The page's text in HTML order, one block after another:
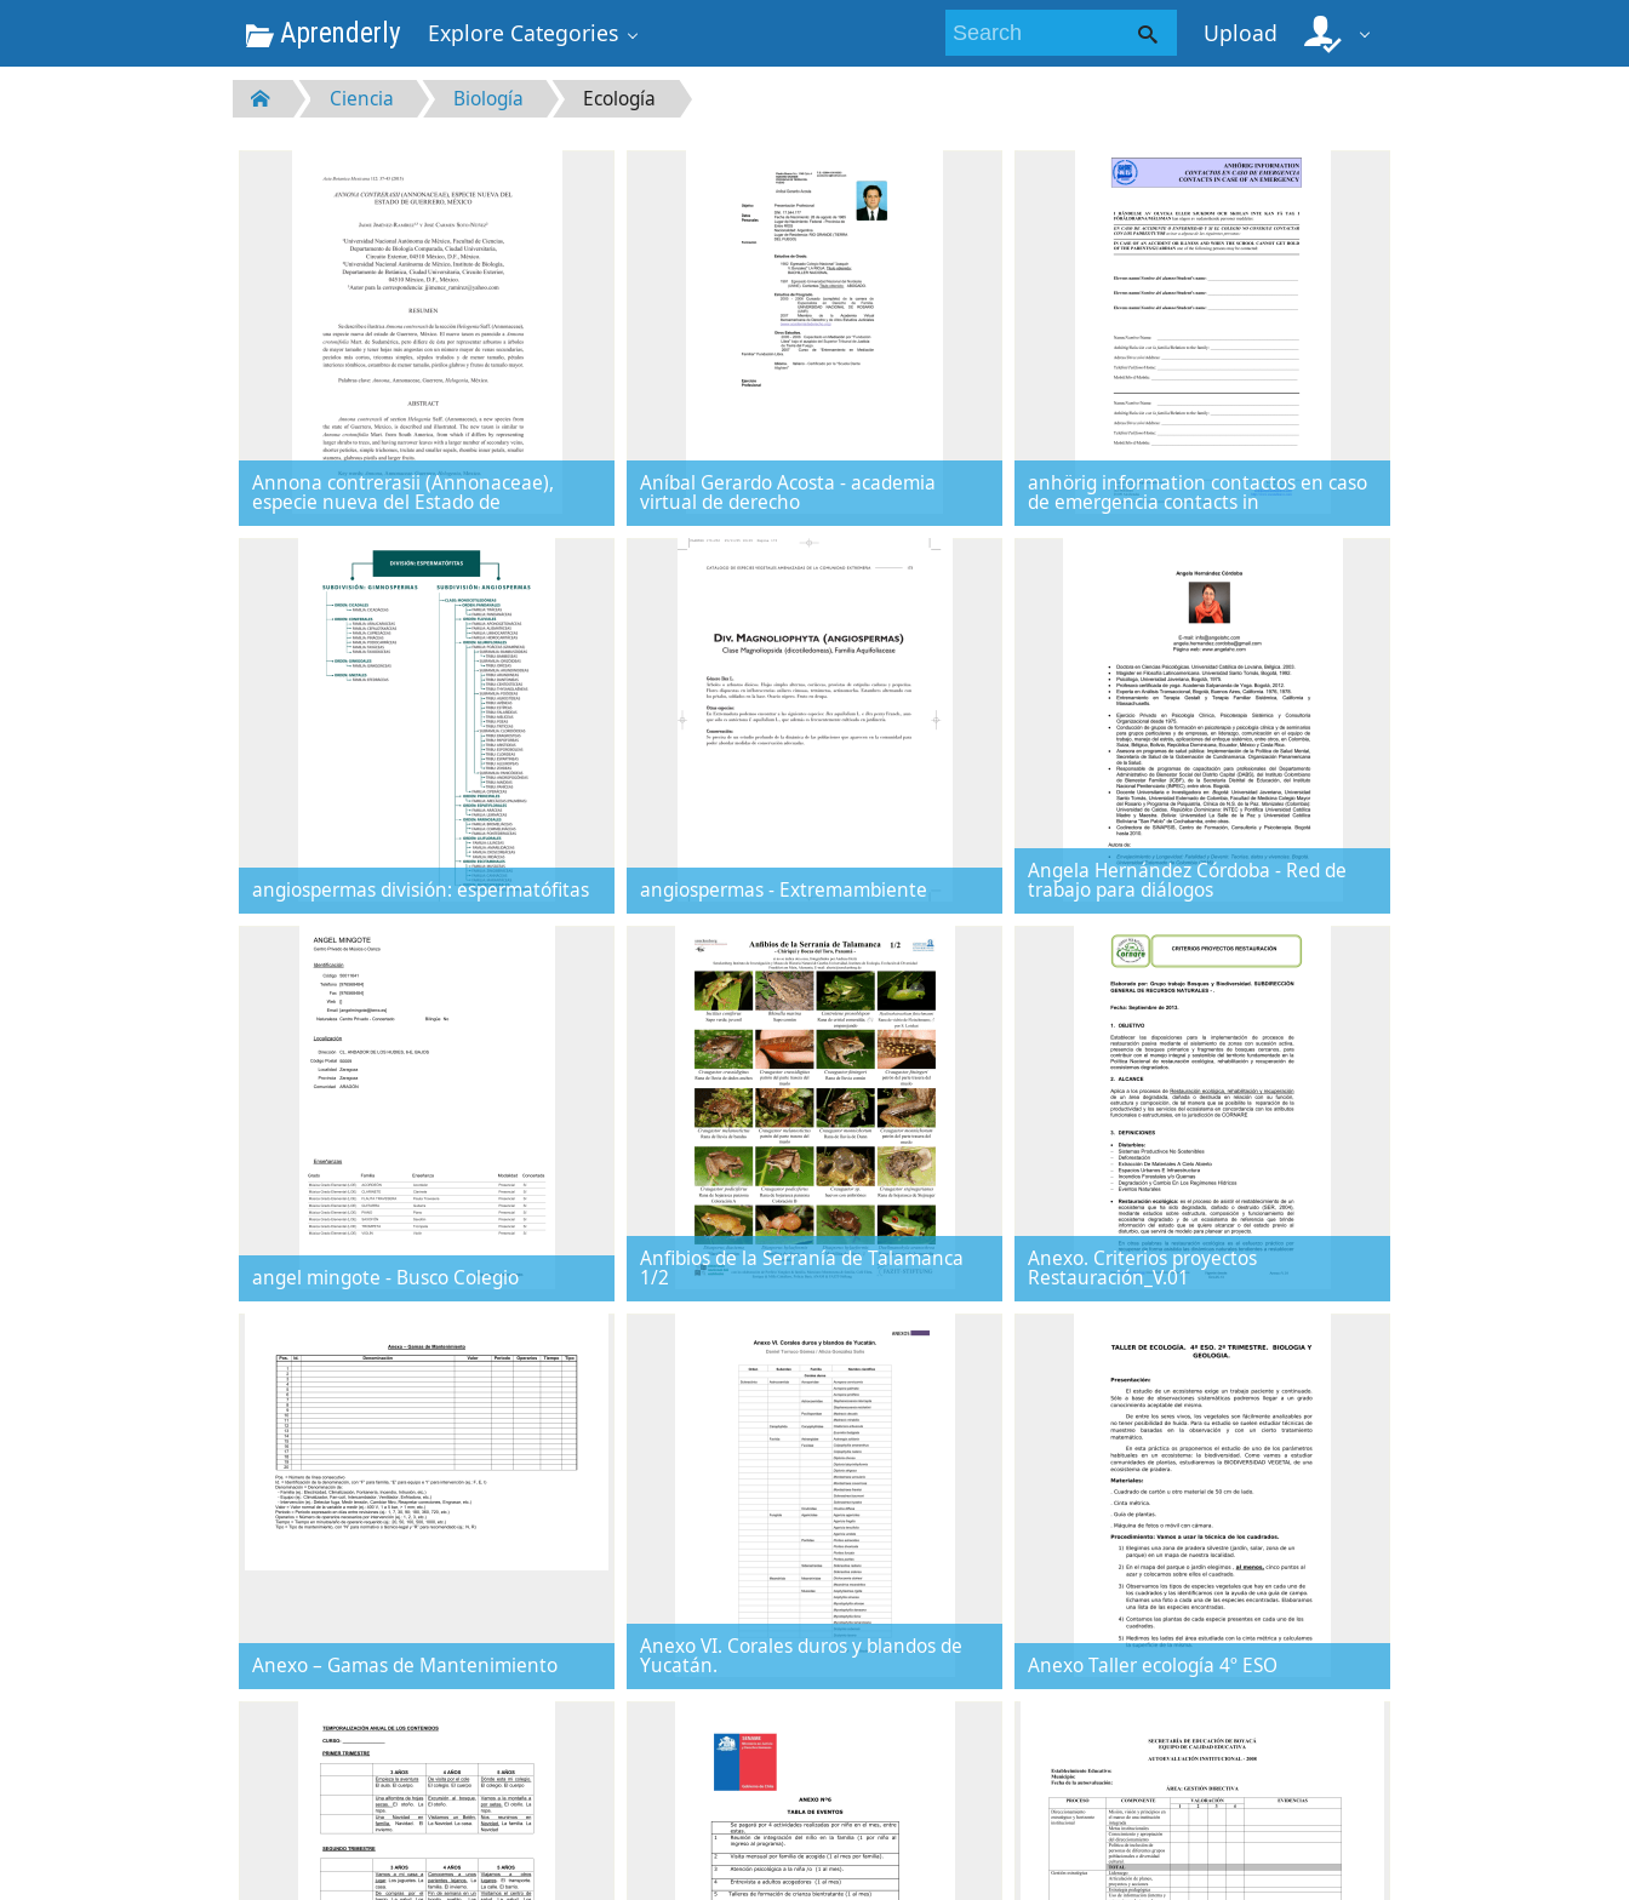
Aprenderly Explore Categories Upload
Ciencia Biología Ecología
Annona contrerasii (Annonaceae),
especie nueva del Estado de
Aníbal Gerardo Acosta - academia
virtual de derecho
anhörig information contactos en caso
de emergencia contacts in
angiospermas división: espermatófitas angiospermas - Extremambiente
Angela Hernández Córdoba - Red de
trabajo para diálogos
angel mingote - Busco Colegio
Anfibios de la Serranía de Talamanca
1/2
Anexo. Criterios proyectos
Restauración_V.01
Anexo – Gamas de Mantenimiento
Anexo VI. Corales duros y blandos de
Yucatán. Anexo Taller ecología 4º ESO